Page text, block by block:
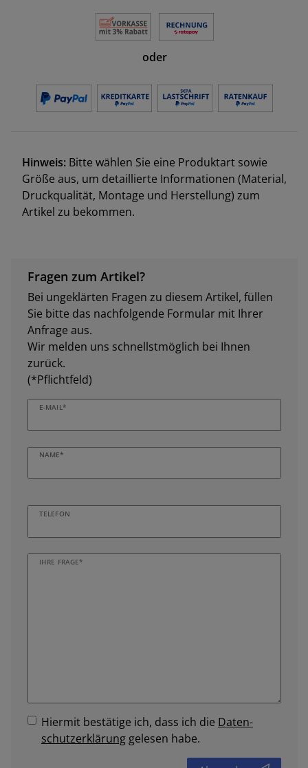
oder
Hinweis: Bitte wählen Sie eine Produktart sowie
Größe aus, um detaillierte Informationen (Material,
Druckqualität, Montage und Herstellung) zum
Artikel zu bekommen.
Fragen zum Artikel?
Bei ungeklärten Fragen zu diesem Artikel, füllen
Sie bitte das nachfolgende Formular mit Ihrer
Anfrage aus.
Wir melden uns schnellstmöglich bei Ihnen
zurück.
(*Pflichtfeld)
E-MAIL*
NAME*
TELEFON
IHRE FRAGE*
Hiermit bestätige ich, dass ich die Daten­
schutz­erklärung gelesen habe.